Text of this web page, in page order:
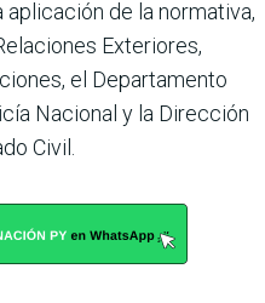
aplicación de la normativa,
Exteriores,
el Departamento
Nacional y la Dirección
Civil.